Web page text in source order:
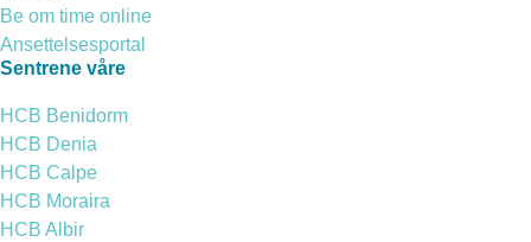
Be om time online
Ansettelsesportal
Sentrene våre
HCB Benidorm
HCB Denia
HCB Calpe
HCB Moraira
HCB Albir